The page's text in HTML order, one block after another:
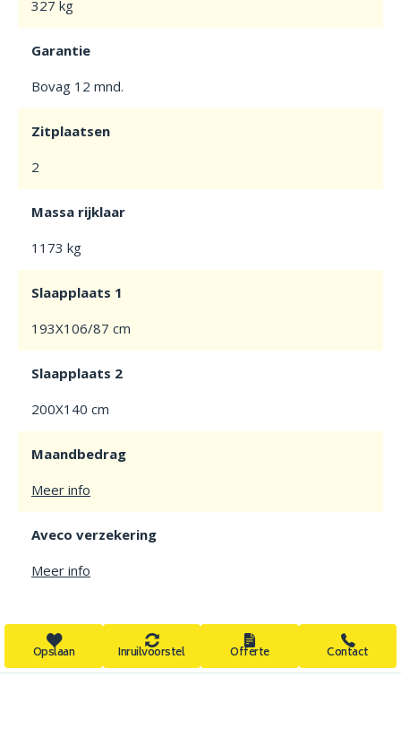
327 kg
Garantie
Bovag 12 mnd.
Zitplaatsen
2
Massa rijklaar
1173 kg
Slaapplaats 1
193X106/87 cm
Slaapplaats 2
200X140 cm
Maandbedrag
Meer info
Aveco verzekering
Meer info
Opslaan Inruilvoorstel Offerte Contact